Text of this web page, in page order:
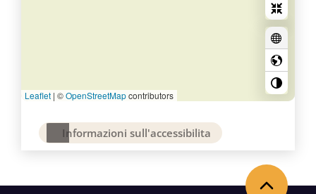
Leaflet | ©OpenStreetMapcontributors
Informazioni sull'accessibilita